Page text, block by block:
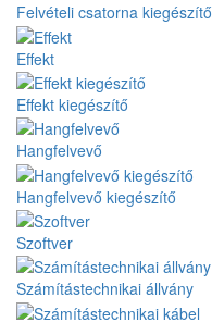
Felvételi csatorna kiegészítő
Effekt
Effekt kiegészítő
Hangfelvevő
Hangfelvevő kiegészítő
Szoftver
Számítástechnikai állvány